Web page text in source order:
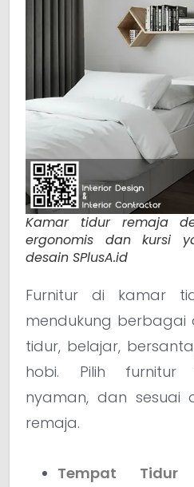
Kamar tidur remaja
ergonomis dan kursi
desain SPlusA.id
Furnitur di kamar
mendukung berbagai
tidur, belajar,
hobi. Pilih furnitur
nyaman, dan sesuai
remaja.
Tempat